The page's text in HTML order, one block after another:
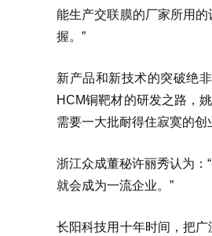
能生产交联膜的厂家所用
握。”
新产品和新技术的突破绝
HCM铜靶材的研发之路，
需要一大批耐得住寂寞的创
浙江众成董秘许丽秀认为：
就会成为一流企业。”
长阳科技用十年时间，把